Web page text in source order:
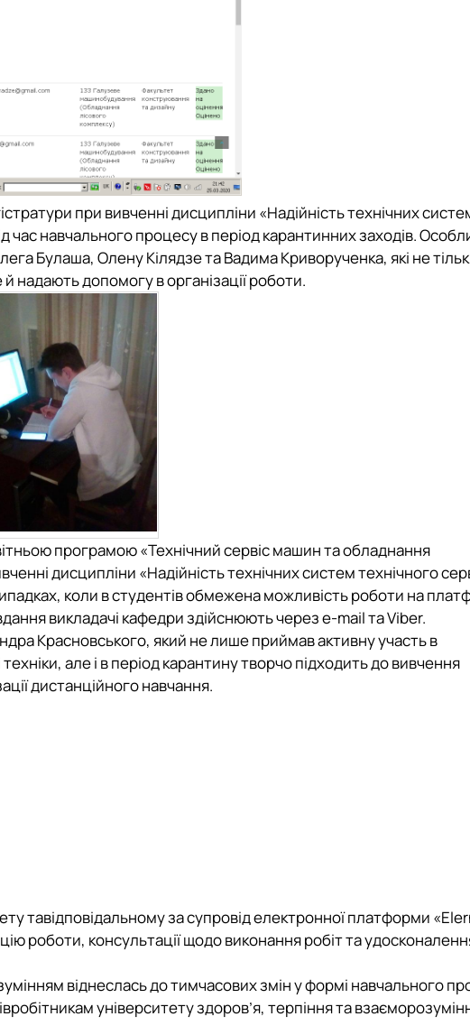
при вивченні дисципліни «Надійність технічних
час навчального процесу в період карантинних заходів.
Булаша, Олену Кілядзе та Вадима Криворученка, які не
допомогу в організації роботи.
програмою«Технічний сервіс машин та обладнання
дисципліни «Надійність технічних систем технічного
коли в студентів обмежена можливість роботи на
викладачі кафедри здійснюють через e-mail таViber.
Красновського, який не лише приймав активну участь в
але і в період карантину творчо підходить до вивчення
дистанційного навчання.
тавідповідальному за супровід електронної платформи
роботи, консультації щодо виконання робіт та
віднеслась до тимчасових змін у формі навчального
університету здоров’я, терпіння та